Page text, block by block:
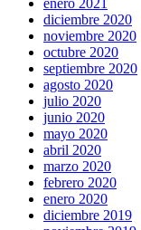
enero 2021
diciembre 2020
noviembre 2020
octubre 2020
septiembre 2020
agosto 2020
julio 2020
junio 2020
mayo 2020
abril 2020
marzo 2020
febrero 2020
enero 2020
diciembre 2019